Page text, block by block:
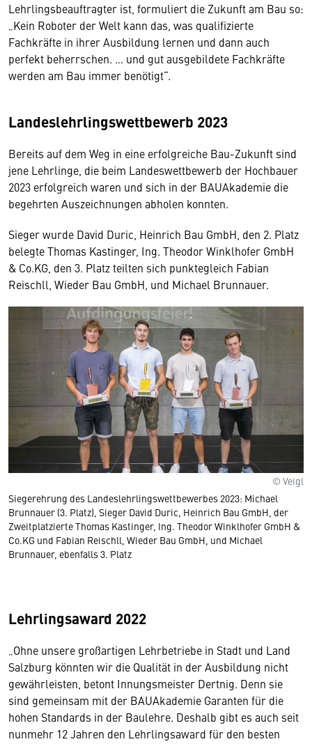
Lehrlingsbeauftragter ist, formuliert die Zukunft am Bau so:
„Kein Roboter der Welt kann das, was qualifizierte
Fachkräfte in ihrer Ausbildung lernen und dann auch
perfekt beherrschen. … und gut ausgebildete Fachkräfte
werden am Bau immer benötigt“.
Landeslehrlingswettbewerb 2023
Bereits auf dem Weg in eine erfolgreiche Bau-Zukunft sind
jene Lehrlinge, die beim Landeswettbewerb der Hochbauer
2023 erfolgreich waren und sich in der BAUAkademie die
begehrten Auszeichnungen abholen konnten.
Sieger wurde David Duric, Heinrich Bau GmbH, den 2. Platz
belegte Thomas Kastinger, Ing. Theodor Winklhofer GmbH
& Co.KG, den 3. Platz teilten sich punktegleich Fabian
Reischll, Wieder Bau GmbH, und Michael Brunnauer.
© Veigl
Siegerehrung des Landeslehrlingswettbewerbes 2023: Michael
Brunnauer (3. Platz), Sieger David Duric, Heinrich Bau GmbH, der
Zweitplatzierte Thomas Kastinger, Ing. Theodor Winklhofer GmbH &
Co.KG und Fabian Reischll, Wieder Bau GmbH, und Michael
Brunnauer, ebenfalls 3. Platz
Lehrlingsaward 2022
„Ohne unsere großartigen Lehrbetriebe in Stadt und Land
Salzburg könnten wir die Qualität in der Ausbildung nicht
gewährleisten, betont Innungsmeister Dertnig. Denn sie
sind gemeinsam mit der BAUAkademie Garanten für die
hohen Standards in der Baulehre. Deshalb gibt es auch seit
nunmehr 12 Jahren den Lehrlingsaward für den besten